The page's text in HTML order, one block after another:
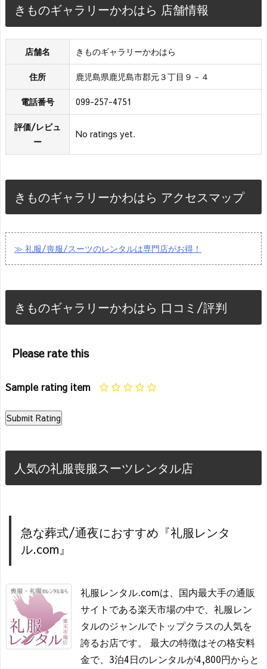
きものギャラリーかわはら 店舗情報
店舗名 きものギャラリーかわはら
住所 鹿児島県鹿児島市郡元３丁目９－４
電話番号 099-257-4751
評価/レビュ
ー
No ratings yet.
きものギャラリーかわはら アクセスマップ
≫ 礼服/喪服/スーツのレンタルは専門店がお得！
きものギャラリーかわはら 口コミ/評判
Please rate this
Sample rating item
人気の礼服喪服スーツレンタル店
急な葬式/通夜におすすめ『礼服レンタ
ル.com』
礼服レンタル.comは、国内最大手の通販
サイトである楽天市場の中で、礼服レン
タルのジャンルでトップクラスの人気を
誇るお店です。 最大の特徴はその格安料
金で、3泊4日のレンタルが4,800円からと